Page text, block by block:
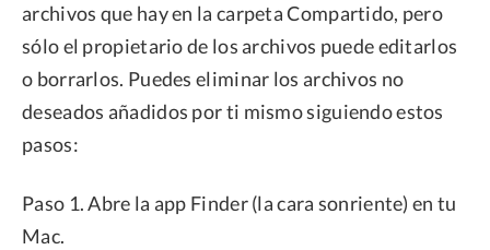
archivos que hay en la carpeta Compartido, pero
sólo el propietario de los archivos puede editarlos
o borrarlos. Puedes eliminar los archivos no
deseados añadidos por ti mismo siguiendo estos
pasos:
Paso 1. Abre la app Finder (la cara sonriente) en tu
Mac.